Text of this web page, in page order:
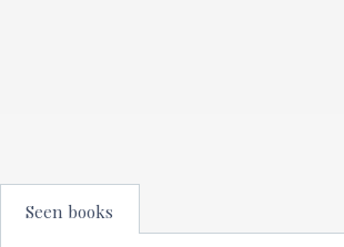
Seen books